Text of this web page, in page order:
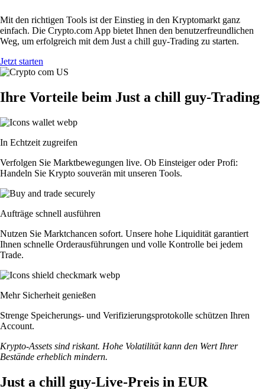
Mit den richtigen Tools ist der Einstieg in den Kryptomarkt ganz
einfach. Die Crypto.com App bietet Ihnen den benutzerfreundlichen
Weg, um erfolgreich mit dem Just a chill guy-Trading zu starten.
Jetzt starten
Ihre Vorteile beim Just a chill guy-Trading
In Echtzeit zugreifen
Verfolgen Sie Marktbewegungen live. Ob Einsteiger oder Profi:
Handeln Sie Krypto souverän mit unseren Tools.
Aufträge schnell ausführen
Nutzen Sie Marktchancen sofort. Unsere hohe Liquidität garantiert
Ihnen schnelle Orderausführungen und volle Kontrolle bei jedem
Trade.
Mehr Sicherheit genießen
Strenge Speicherungs- und Verifizierungsprotokolle schützen Ihren
Account.
Krypto-Assets sind riskant. Hohe Volatilität kann den Wert Ihrer
Bestände erheblich mindern.
Just a chill guy-Live-Preis in EUR